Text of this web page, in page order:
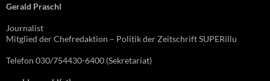
Gerald Praschl
Journalist
Mitglied der Chefredaktion – Politik der Zeitschrift SUPERillu
Telefon 030/754430-6400 (Sekretariat)